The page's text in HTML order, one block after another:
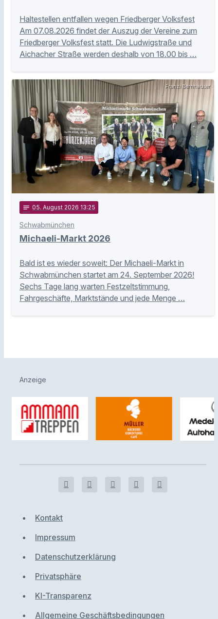
Haltestellen entfallen wegen Friedberger Volksfest
Am 07.08.2026 findet der Auszug der Vereine zum
Friedberger Volksfest statt. Die Ludwigstraße und
Aichacher Straße werden deshalb von 18.00 bis …
Franzi Bernhauser
notes 05. August 2026 13:25
Schwabmünchen
Michaeli-Markt 2026
Bald ist es wieder soweit: Der Michaeli-Markt in
Schwabmünchen startet am 24. September 2026!
Sechs Tage lang warten Festzeltstimmung,
Fahrgeschäfte, Marktstände und jede Menge …
Anzeige
Kontakt
Impressum
Datenschutzerklärung
Privatsphäre
KI-Transparenz
Allgemeine Geschäftsbedingungen